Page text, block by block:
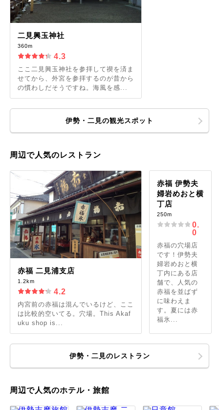
二見興玉神社
360m
4.3
ここ二見興玉神社を参拝して禊を済ま
せてから、外宮を参拝するのが昔から
の慣わしだそうですね。海風を感...
伊勢・二見の観光スポット
周辺で人気のレストラン
赤福 二見浦支店
1.2km
4.2
内宮前の赤福は混んでいるけど、ここ
は比較的空いてる。穴場。This Akaf
uku shop is...
赤福 伊勢夫
婦岩めおと横
丁店
250m
0.
0
赤福の穴場店
です！伊勢夫
婦岩めおと横
丁内にある店
舗で、人気の
赤福を並ばず
に味わえま
す。夏には赤
福氷...
伊勢・二見のレストラン
周辺で人気のホテル・旅館